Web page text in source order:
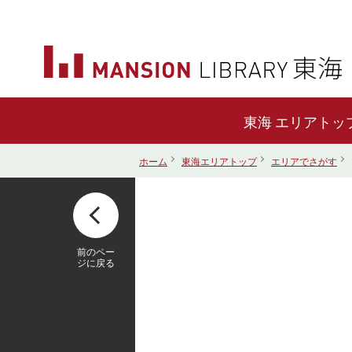
エリアトッ
ホーム 東海エリアトップ エリアでさがす
前のペー
ジに戻る